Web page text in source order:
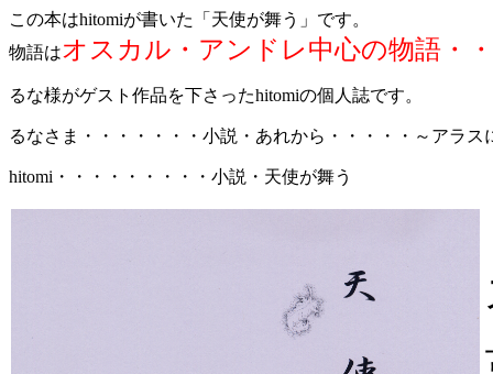
この本はhitomiが書いた「天使が舞う」です。
物語はオスカル・アンドレ中心の物語・
るな様がゲスト作品を下さったhitomiの個人誌です。
るなさま・・・・・・・小説・あれから・・・・・～アラス
hitomi・・・・・・・・・小説・天使が舞う